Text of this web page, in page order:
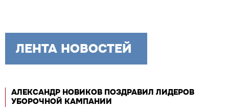
ЛЕНТА НОВОСТЕЙ
АЛЕКСАНДР НОВИКОВ ПОЗДРАВИЛ ЛИДЕРОВ
УБОРОЧНОЙ КАМПАНИИ